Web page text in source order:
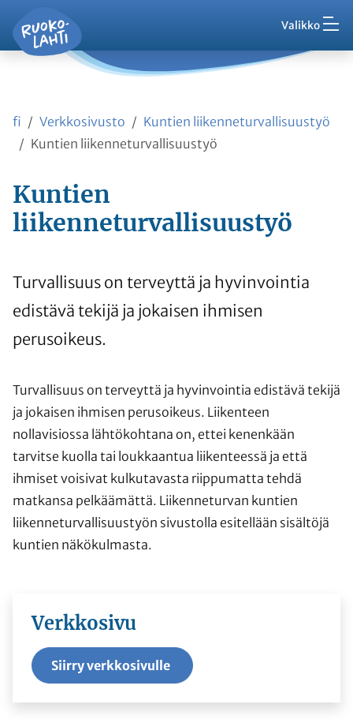
Siirry pääsisältöön Valikko
Ruokolahti - etusivu
Palaute
Asuminen ja ympäristö
Kasvatus ja koulutus
Harrasta ja viihdy
Työ ja yrittäminen
Asioi kanssamme
fi Verkkosivusto
Kuntien liikenneturvallisuustyö
Kuntien liikenneturvallisuustyö
Kuntien
liikenneturvallisuustyö
Turvallisuus on terveyttä ja hyvinvointia
edistävä tekijä ja jokaisen ihmisen
perusoikeus.
Turvallisuus on terveyttä ja hyvinvointia edistävä tekijä
ja jokaisen ihmisen perusoikeus. Liikenteen
nollavisiossa lähtökohtana on, ettei kenenkään
tarvitse kuolla tai loukkaantua liikenteessä ja että
ihmiset voisivat kulkutavasta riippumatta tehdä
matkansa pelkäämättä. Liikenneturvan kuntien
liikenneturvallisuustyön sivustolla esitellään sisältöjä
kuntien näkökulmasta.
Verkkosivu
Siirry verkkosivulle